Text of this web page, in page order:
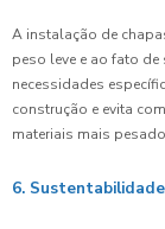
A instalação de
peso leve e ao fato
necessidades
construção e evita
materiais mais
6. Sustentabilidade